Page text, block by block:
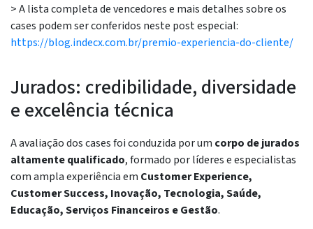
> A lista completa de vencedores e mais detalhes sobre os
cases podem ser conferidos neste post especial:
https://blog.indecx.com.br/premio-experiencia-do-cliente/
Jurados: credibilidade, diversidade
e excelência técnica
A avaliação dos cases foi conduzida por um corpo de jurados
altamente qualificado, formado por líderes e especialistas
com ampla experiência em Customer Experience,
Customer Success, Inovação, Tecnologia, Saúde,
Educação, Serviços Financeiros e Gestão.